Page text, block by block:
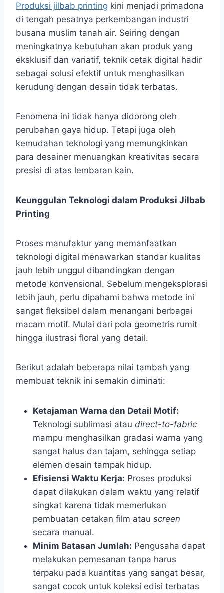
Produksi jilbab printing kini menjadi primadona
di tengah pesatnya perkembangan industri
busana muslim tanah air. Seiring dengan
meningkatnya kebutuhan akan produk yang
eksklusif dan variatif, teknik cetak digital hadir
sebagai solusi efektif untuk menghasilkan
kerudung dengan desain tidak terbatas.
Fenomena ini tidak hanya didorong oleh
perubahan gaya hidup. Tetapi juga oleh
kemudahan teknologi yang memungkinkan
para desainer menuangkan kreativitas secara
presisi di atas lembaran kain.
Keunggulan Teknologi dalam Produksi Jilbab
Printing
Proses manufaktur yang memanfaatkan
teknologi digital menawarkan standar kualitas
jauh lebih unggul dibandingkan dengan
metode konvensional. Sebelum mengeksplorasi
lebih jauh, perlu dipahami bahwa metode ini
sangat fleksibel dalam menangani berbagai
macam motif. Mulai dari pola geometris rumit
hingga ilustrasi floral yang detail.
Berikut adalah beberapa nilai tambah yang
membuat teknik ini semakin diminati:
Ketajaman Warna dan Detail Motif:
Teknologi sublimasi atau direct-to-fabric
mampu menghasilkan gradasi warna yang
sangat halus dan tajam, sehingga setiap
elemen desain tampak hidup.
Efisiensi Waktu Kerja: Proses produksi
dapat dilakukan dalam waktu yang relatif
singkat karena tidak memerlukan
pembuatan cetakan film atau screen
secara manual.
Minim Batasan Jumlah: Pengusaha dapat
melakukan pemesanan tanpa harus
terpaku pada kuantitas yang sangat besar,
sangat cocok untuk koleksi edisi terbatas